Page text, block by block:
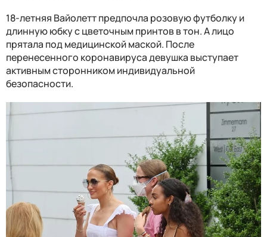
18-летняя Вайолетт предпочла розовую футболку и
длинную юбку с цветочным принтов в тон. А лицо
прятала под медицинской маской. После
перенесенного коронавируса девушка выступает
активным сторонником индивидуальной
безопасности.